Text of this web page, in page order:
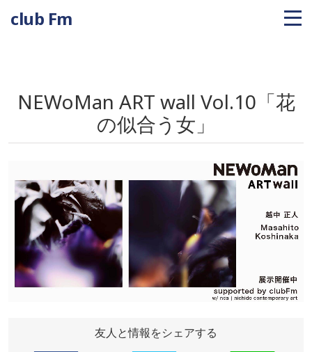
club Fm
NEWoMan ART wall Vol.10「花
の似合う女」
友人と情報をシェアする